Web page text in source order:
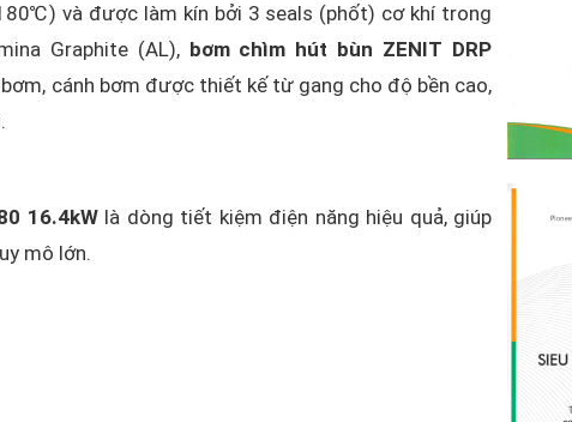
và được làm kín bởi 3 seals (phốt) cơ khí trong
Graphite (AL), bơm chìm hút bùn ZENIT DRP
cánh bơm được thiết kế từ gang cho độ bền cao,
16.4kWlà dòng tiết kiệm điện năng hiệu quả, giúp
mô lớn.